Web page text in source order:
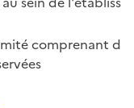
comprenant d